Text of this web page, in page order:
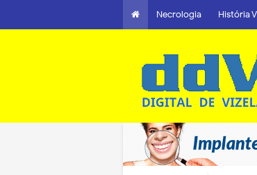
Necrologia História